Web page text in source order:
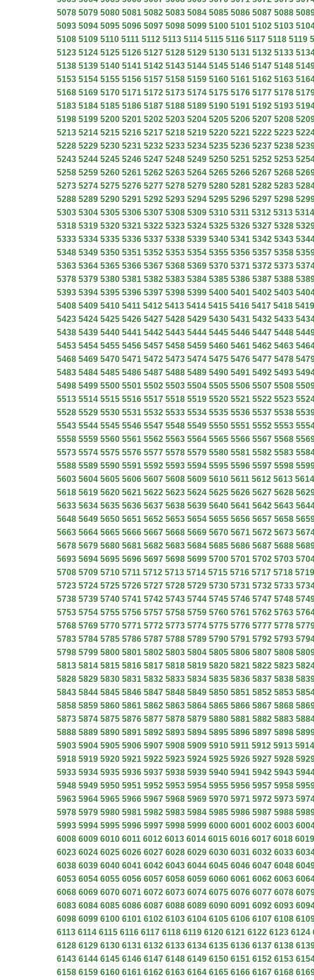
5078 5079 5080 5081 5082 5083 5084 5085 5086 5087 5088
5093 5094 5095 5096 5097 5098 5099 5100 5101 5102 5103
5108 5109 5110 5111 5112 5113 5114 5115 5116 5117 5118 5119
5123 5124 5125 5126 5127 5128 5129 5130 5131 5132 5133
5138 5139 5140 5141 5142 5143 5144 5145 5146 5147 5148
5153 5154 5155 5156 5157 5158 5159 5160 5161 5162 5163
5168 5169 5170 5171 5172 5173 5174 5175 5176 5177 5178
5183 5184 5185 5186 5187 5188 5189 5190 5191 5192 5193
5198 5199 5200 5201 5202 5203 5204 5205 5206 5207 5208
5213 5214 5215 5216 5217 5218 5219 5220 5221 5222 5223
5228 5229 5230 5231 5232 5233 5234 5235 5236 5237 5238
5243 5244 5245 5246 5247 5248 5249 5250 5251 5252 5253
5258 5259 5260 5261 5262 5263 5264 5265 5266 5267 5268
5273 5274 5275 5276 5277 5278 5279 5280 5281 5282 5283
5288 5289 5290 5291 5292 5293 5294 5295 5296 5297 5298
5303 5304 5305 5306 5307 5308 5309 5310 5311 5312 5313 5314
5318 5319 5320 5321 5322 5323 5324 5325 5326 5327 5328
5333 5334 5335 5336 5337 5338 5339 5340 5341 5342 5343
5348 5349 5350 5351 5352 5353 5354 5355 5356 5357 5358
5363 5364 5365 5366 5367 5368 5369 5370 5371 5372 5373
5378 5379 5380 5381 5382 5383 5384 5385 5386 5387 5388
5393 5394 5395 5396 5397 5398 5399 5400 5401 5402 5403
5408 5409 5410 5411 5412 5413 5414 5415 5416 5417 5418 5419
5423 5424 5425 5426 5427 5428 5429 5430 5431 5432 5433
5438 5439 5440 5441 5442 5443 5444 5445 5446 5447 5448
5453 5454 5455 5456 5457 5458 5459 5460 5461 5462 5463
5468 5469 5470 5471 5472 5473 5474 5475 5476 5477 5478
5483 5484 5485 5486 5487 5488 5489 5490 5491 5492 5493
5498 5499 5500 5501 5502 5503 5504 5505 5506 5507 5508
5513 5514 5515 5516 5517 5518 5519 5520 5521 5522 5523
5528 5529 5530 5531 5532 5533 5534 5535 5536 5537 5538
5543 5544 5545 5546 5547 5548 5549 5550 5551 5552 5553
5558 5559 5560 5561 5562 5563 5564 5565 5566 5567 5568
5573 5574 5575 5576 5577 5578 5579 5580 5581 5582 5583
5588 5589 5590 5591 5592 5593 5594 5595 5596 5597 5598
5603 5604 5605 5606 5607 5608 5609 5610 5611 5612 5613 5614
5618 5619 5620 5621 5622 5623 5624 5625 5626 5627 5628
5633 5634 5635 5636 5637 5638 5639 5640 5641 5642 5643
5648 5649 5650 5651 5652 5653 5654 5655 5656 5657 5658
5663 5664 5665 5666 5667 5668 5669 5670 5671 5672 5673
5678 5679 5680 5681 5682 5683 5684 5685 5686 5687 5688
5693 5694 5695 5696 5697 5698 5699 5700 5701 5702 5703
5708 5709 5710 5711 5712 5713 5714 5715 5716 5717 5718 5719
5723 5724 5725 5726 5727 5728 5729 5730 5731 5732 5733
5738 5739 5740 5741 5742 5743 5744 5745 5746 5747 5748
5753 5754 5755 5756 5757 5758 5759 5760 5761 5762 5763
5768 5769 5770 5771 5772 5773 5774 5775 5776 5777 5778
5783 5784 5785 5786 5787 5788 5789 5790 5791 5792 5793
5798 5799 5800 5801 5802 5803 5804 5805 5806 5807 5808
5813 5814 5815 5816 5817 5818 5819 5820 5821 5822 5823
5828 5829 5830 5831 5832 5833 5834 5835 5836 5837 5838
5843 5844 5845 5846 5847 5848 5849 5850 5851 5852 5853
5858 5859 5860 5861 5862 5863 5864 5865 5866 5867 5868
5873 5874 5875 5876 5877 5878 5879 5880 5881 5882 5883
5888 5889 5890 5891 5892 5893 5894 5895 5896 5897 5898
5903 5904 5905 5906 5907 5908 5909 5910 5911 5912 5913 5914
5918 5919 5920 5921 5922 5923 5924 5925 5926 5927 5928
5933 5934 5935 5936 5937 5938 5939 5940 5941 5942 5943
5948 5949 5950 5951 5952 5953 5954 5955 5956 5957 5958
5963 5964 5965 5966 5967 5968 5969 5970 5971 5972 5973
5978 5979 5980 5981 5982 5983 5984 5985 5986 5987 5988
5993 5994 5995 5996 5997 5998 5999 6000 6001 6002 6003
6008 6009 6010 6011 6012 6013 6014 6015 6016 6017 6018 6019
6023 6024 6025 6026 6027 6028 6029 6030 6031 6032 6033
6038 6039 6040 6041 6042 6043 6044 6045 6046 6047 6048
6053 6054 6055 6056 6057 6058 6059 6060 6061 6062 6063
6068 6069 6070 6071 6072 6073 6074 6075 6076 6077 6078
6083 6084 6085 6086 6087 6088 6089 6090 6091 6092 6093
6098 6099 6100 6101 6102 6103 6104 6105 6106 6107 6108
6113 6114 6115 6116 6117 6118 6119 6120 6121 6122 6123 6124
6128 6129 6130 6131 6132 6133 6134 6135 6136 6137 6138
6143 6144 6145 6146 6147 6148 6149 6150 6151 6152 6153
6158 6159 6160 6161 6162 6163 6164 6165 6166 6167 6168